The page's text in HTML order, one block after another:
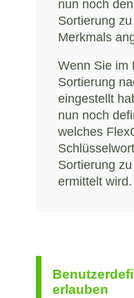
nun noch
Sortierung
Merkmals
Wenn Sie im
Sortierung
eingestellt
nun noch
welches
Sortierung
ermittelt wird.
erlauben